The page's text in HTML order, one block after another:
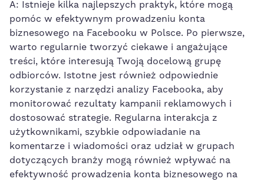
A: Istnieje kilka najlepszych praktyk, które mogą
pomóc w ⁤efektywnym prowadzeniu konta
biznesowego na Facebooku w ​Polsce. Po pierwsze,
warto regularnie tworzyć ciekawe i⁣ angażujące
treści, które interesują Twoją docelową grupę
odbiorców. Istotne jest również odpowiednie
korzystanie z narzędzi analizy Facebooka, aby
monitorować rezultaty kampanii reklamowych ⁢i
dostosować strategie. Regularna interakcja z
użytkownikami, szybkie odpowiadanie na
komentarze i wiadomości oraz udział w grupach
dotyczących branży mogą również wpływać na
efektywność prowadzenia konta biznesowego ⁣na